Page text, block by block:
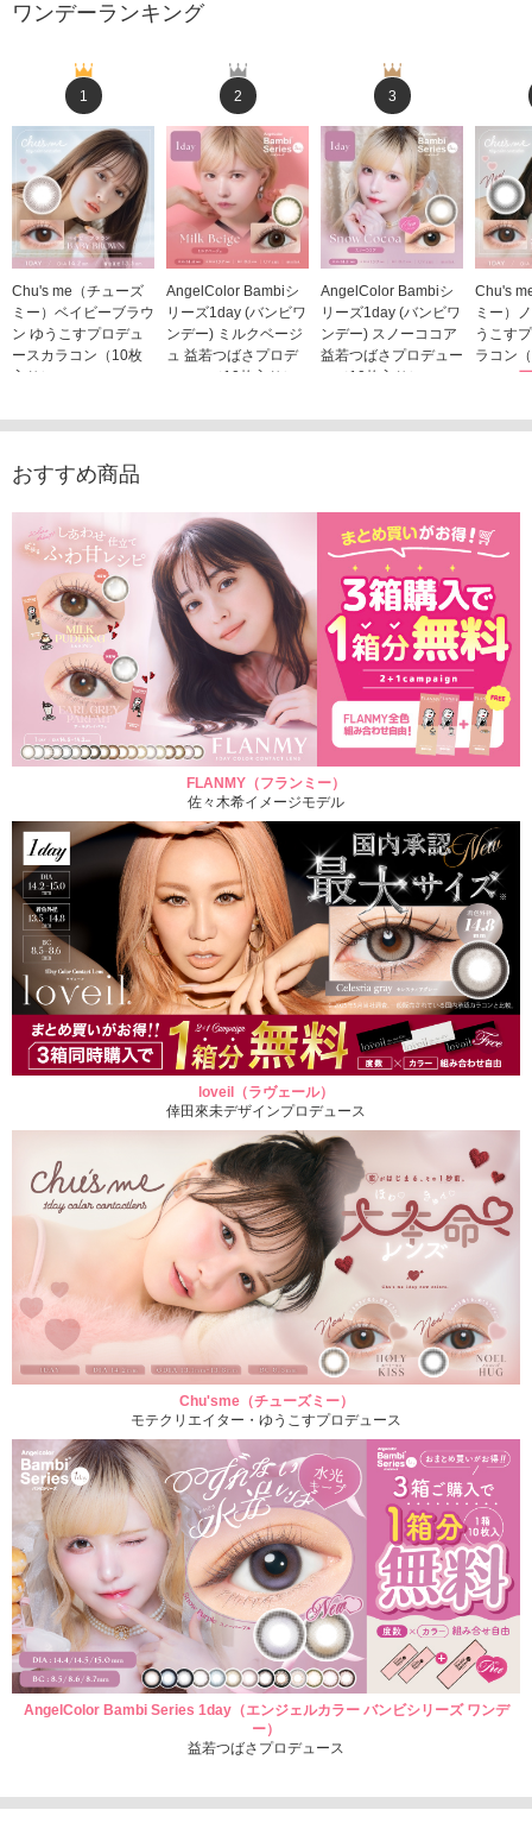
ワンデーランキング
1
Chu's me（チューズ
ミー）ベイビーブラウ
ン ゆうこすプロデュ
ースカラコン（10枚
入り）
2
AngelColor Bambiシ
リーズ1day (バンビワ
ンデー) ミルクベージ
ュ 益若つばさプロデ
ュース（10枚入り）
3
AngelColor Bambiシ
リーズ1day (バンビワ
ンデー) スノーココア
益若つばさプロデュー
ス（10枚入り）
Chu's
ミー）
うこす
ラコン
1,705
おすすめ商品
FLANMY（フランミー）
佐々木希イメージモデル
loveil（ラヴェール）
倖田來未デザインプロデュース
Chu'sme（チューズミー）
モテクリエイター・ゆうこすプロデュース
AngelColor Bambi Series 1day（エンジェルカラー バンビシリーズ ワンデ
ー）
益若つばさプロデュース